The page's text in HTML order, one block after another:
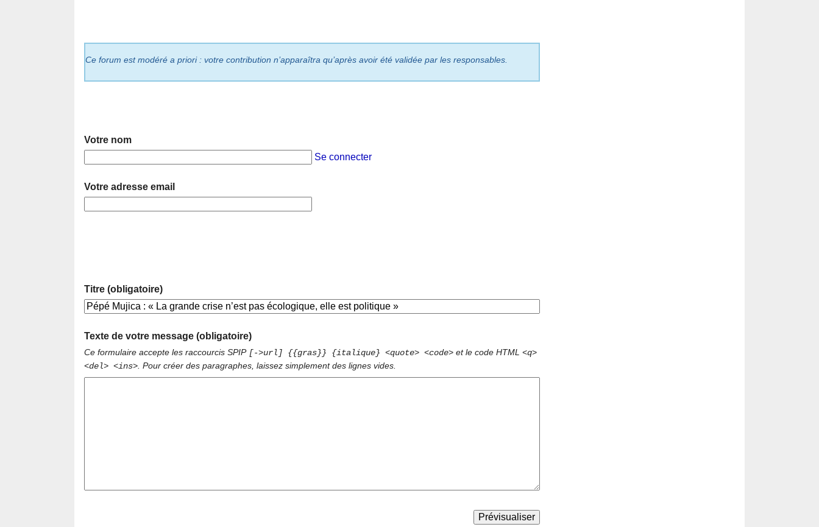
Ce forum est modéré a priori : votre contribution n’apparaîtra qu’après avoir été validée par les responsables.
Votre nom
Se connecter
Votre adresse email
Titre (obligatoire)
Texte de votre message (obligatoire)
Ce formulaire accepte les raccourcis SPIP [->url] {{gras}} {italique} <quote> <code> et le code HTML <q>
<del> <ins> . Pour créer des paragraphes, laissez simplement des lignes vides.